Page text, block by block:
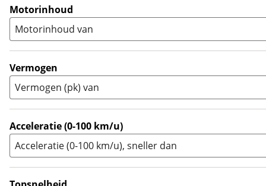
Supersport (150)
Tourer (290
Touring Enduro (0)
Trial (0
Zijspan (0)
A1 (0)
( 10
Motorinhoud
Motorinhoud van
Vermogen
Vermogen (pk) van
Acceleratie (0-100 km/u)
Acceleratie (0-100 km/u), sneller dan